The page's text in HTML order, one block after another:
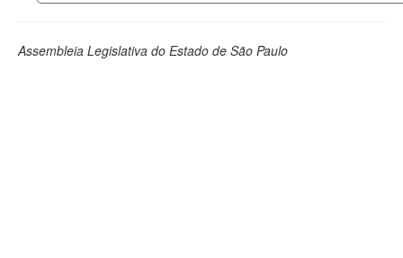
Assembleia Legislativa do Estado de São Paulo